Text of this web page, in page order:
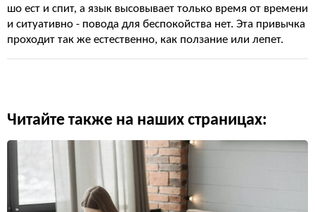
шо ест и спит, а язык высовывает только время от времени
и ситуативно - повода для беспокойства нет. Эта привычка
проходит так же естественно, как ползание или лепет.
Читайте также на наших страницах: